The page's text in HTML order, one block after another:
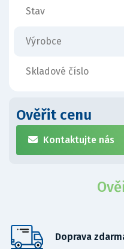
Stav
Výrobce
Skladové číslo
Ověřit cenu
Kontaktujte nás
Doprava